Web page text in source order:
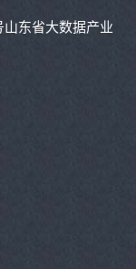
东省大数据产业